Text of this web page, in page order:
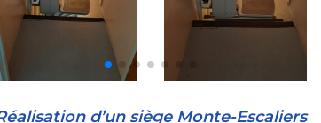
d’un siège Monte-Escaliers